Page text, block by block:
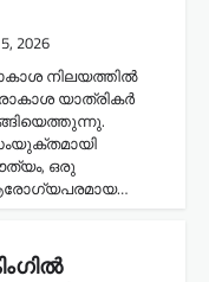
2026
നിലയത്തിൽ
യാത്രികർ
സംയുക്തമായി
ഒരു